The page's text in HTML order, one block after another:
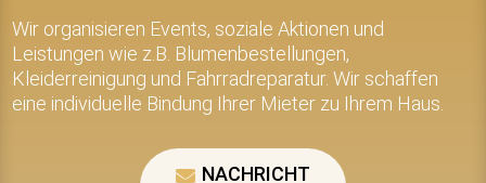
Wir organisieren Events, soziale Aktionen und
Leistungen wie z.B. Blumenbestellungen,
Kleiderreinigung und Fahrradreparatur. Wir schaffen
eine individuelle Bindung Ihrer Mieter zu Ihrem Haus.
NACHRICHT